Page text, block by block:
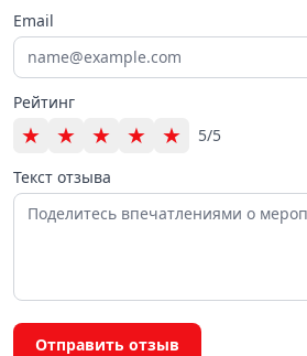
Email
Рейтинг
★ ★ ★ ★ ★
5/5
Текст отзыва
Отправить отзыв